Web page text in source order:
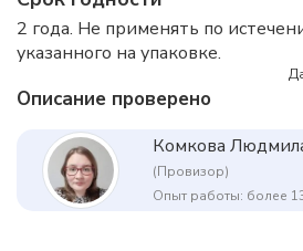
2 года. Не применять по
указанного на упаковке.
Описание проверено
Комкова
(Провизор)
Опыт работы: более